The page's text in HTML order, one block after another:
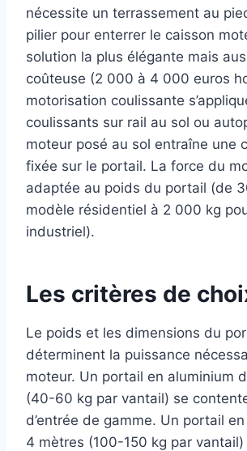
nécessite un terrassement au
pilier pour enterrer le caisson
solution la plus élégante mais
coûteuse (2 000 à 4 000 euros
motorisation coulissante
coulissants sur rail au sol ou
moteur posé au sol entraîne une
fixée sur le portail. La force du
adaptée au poids du portail (de
modèle résidentiel à 2 000 kg
industriel).
Les critères de
Le poids et les dimensions du
déterminent la puissance
moteur. Un portail en aluminium
(40-60 kg par vantail) se
d’entrée de gamme. Un portail
4 mètres (100-150 kg par vantail)